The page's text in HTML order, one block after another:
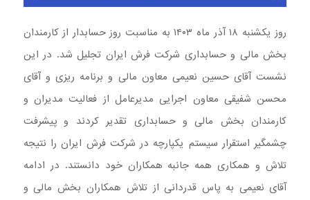
روز یکشنبه ۱۸ آذر ماه ۱۴۰۳ به مناسبت روز حسابدار از کارمندان
بخش مالی و حسابداری شرکت فرش ایران تجلیل شد. در این
نشست آقای حسین نعیمی معاون مالی و برنامه ریزی و آقای
محسن شفیقی معاون اجرایی مدیرعامل از فعالیت مدیران و
کارمندان بخش مالی و حسابداری تقدیر کردند و پیشرفت
چشمگیر استقرار سیستم یکپارچه در شرکت فرش ایران را نتیجه
تلاش و همکاری همه جانبه همکاران خود دانستند. در ادامه
آقای نعیمی به پاس قدردانی از تلاش همکاران بخش مالی و